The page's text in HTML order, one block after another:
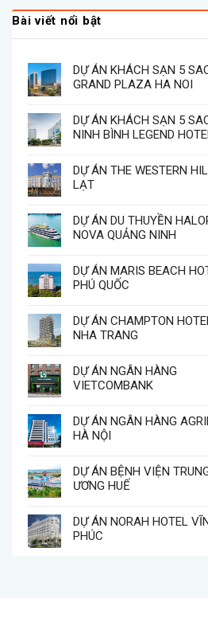
Bài viết nổi bật
DỰ ÁN KHÁCH SẠN 5
GRAND PLAZA HA NOI
DỰ ÁN KHÁCH SẠN 5
NINH BÌNH LEGEND
DỰ ÁN THE WESTERN
LẠT
DỰ ÁN DU THUYỀN
NOVA QUẢNG NINH
DỰ ÁN MARIS BEACH
PHÚ QUỐC
DỰ ÁN CHAMPTON
NHA TRANG
DỰ ÁN NGÂN HÀNG
VIETCOMBANK
DỰ ÁN NGÂN HÀNG
HÀ NỘI
DỰ ÁN BỆNH VIỆN
ƯƠNG HUẾ
DỰ ÁN NORAH HOTEL
PHÚC